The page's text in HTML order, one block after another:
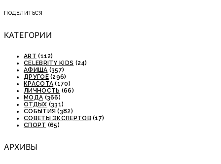
ПОДЕЛИТЬСЯ
КАТЕГОРИИ
ART (112)
CELEBRITY KIDS (24)
АФИША (357)
ДРУГОЕ(296)
КРАСОТА (170)
ЛИЧНОСТЬ (66)
МОДА (366)
ОТДЫХ (331)
СОБЫТИЯ (382)
СОВЕТЫ ЭКСПЕРТОВ (17)
СПОРТ (65)
АРХИВЫ